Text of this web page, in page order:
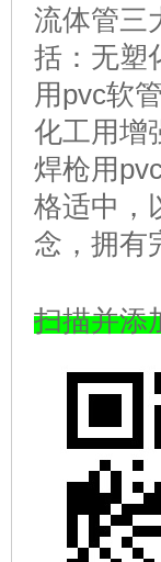
流体管三
括：无塑
用pvc软
化工用增
焊枪用
格适中，
念，拥有
扫描并添